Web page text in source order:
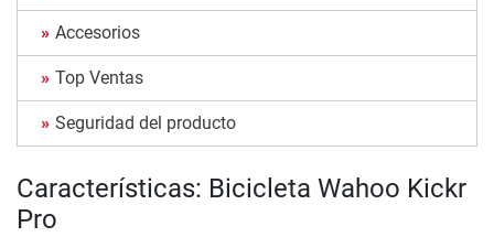
Accesorios
Top Ventas
Seguridad del producto
Características: Bicicleta Wahoo Kickr
Pro